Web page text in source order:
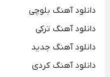
دانلود آهنگ بلوچی
دانلود آهنگ ترکی
دانلود آهنگ جدید
دانلود آهنگ کردی